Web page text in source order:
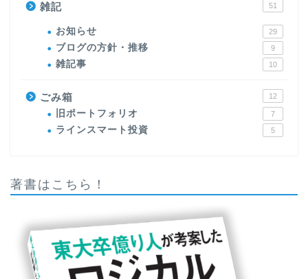
雑記 51
お知らせ 29
ブログの方針・推移 9
雑記事 10
ごみ箱 12
旧ポートフォリオ 7
ラインスマート投資 5
著書はこちら！